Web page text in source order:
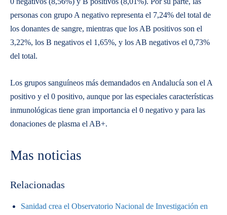
personas con grupo A negativo representa el 7,24% del total de
los donantes de sangre, mientras que los AB positivos son el
3,22%, los B negativos el 1,65%, y los AB negativos el 0,73%
del total.
Los grupos sanguíneos más demandados en Andalucía son el A
positivo y el 0 positivo, aunque por las especiales características
inmunológicas tiene gran importancia el 0 negativo y para las
donaciones de plasma el AB+.
Mas noticias
Relacionadas
Sanidad crea el Observatorio Nacional de Investigación en